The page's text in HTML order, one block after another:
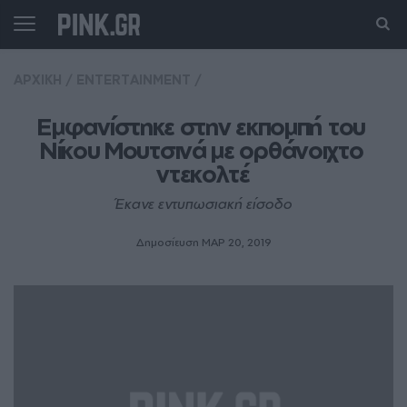
Εμφανίστηκε στην εκπομπή του
Νίκου Μουτσινά με ορθάνοιχτο
ντεκολτέ
Έκανε εντυπωσιακή είσοδο
Δημοσίευση ΜΑΡ 20, 2019